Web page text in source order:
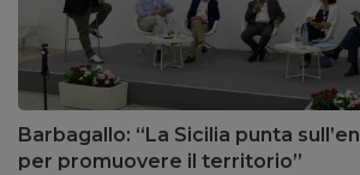
Barbagallo: “La Sicilia punta
per promuovere il territorio”